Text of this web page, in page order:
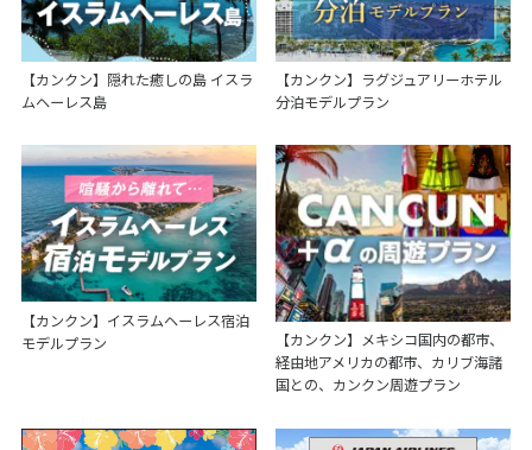
【カンクン】隠れた癒しの島 イスラ
ムヘーレス島
【カンクン】ラグジュアリーホテル
分泊モデルプラン
【カンクン】イスラムヘーレス宿泊
モデルプラン
【カンクン】メキシコ国内の都市、
経由地アメリカの都市、カリブ海諸
国との、カンクン周遊プラン